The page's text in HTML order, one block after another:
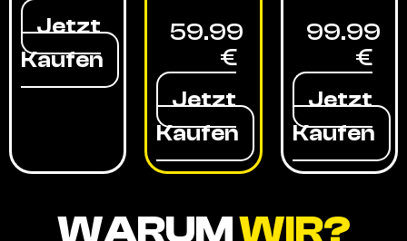
Jetzt
Kaufen
59.99
€
Jetzt
Kaufen
99.99
€
Jetzt
Kaufen
WARUMWIR?